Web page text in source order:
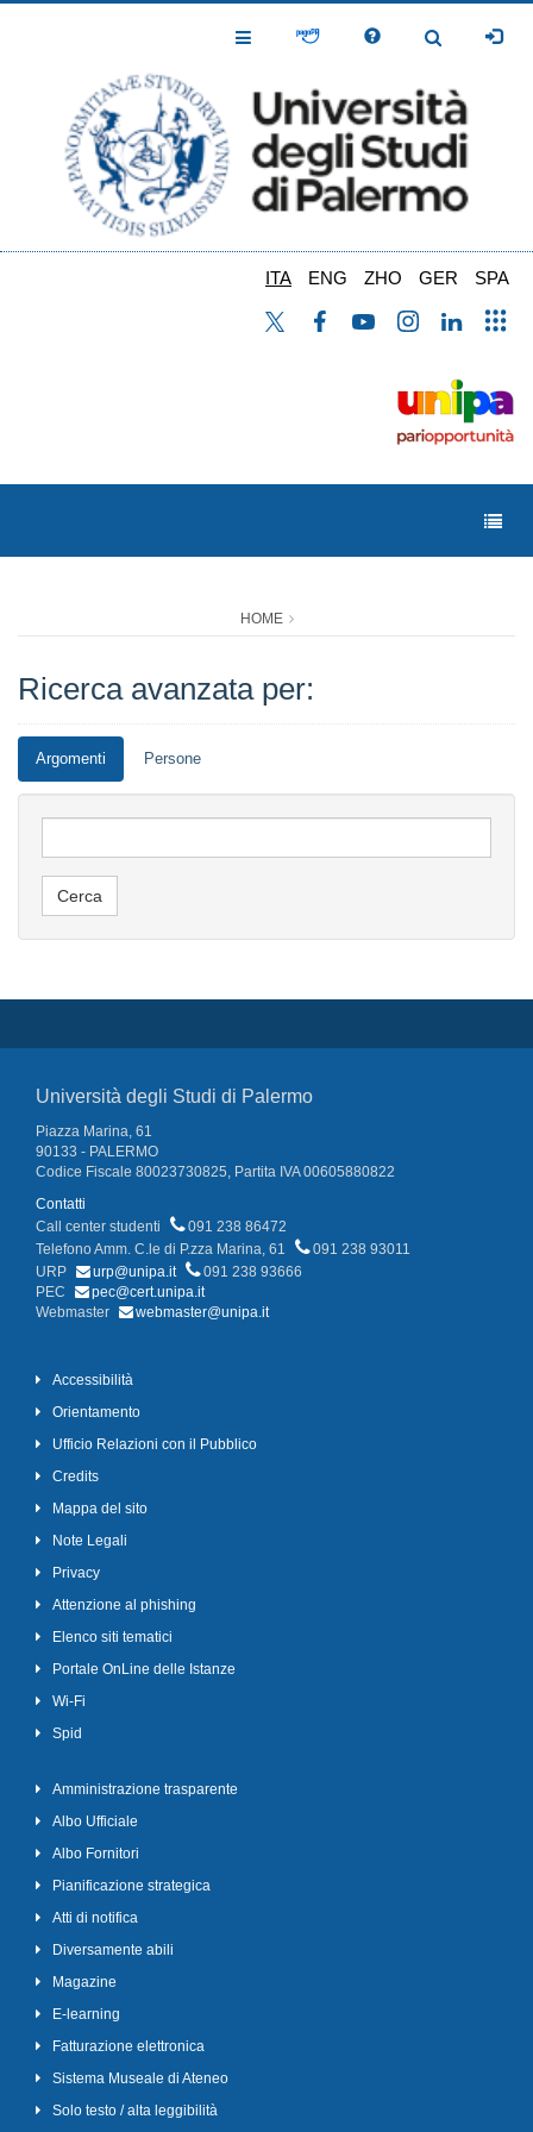
Toggle
Toggle
ITA ENG ZHO GER SPA
HOME
Ricerca avanzata per:
Argomenti Persone
Università degli Studi di Palermo
Piazza Marina, 61
90133 - PALERMO
Codice Fiscale 80023730825, Partita IVA 00605880822
Contatti
Call center studenti
091 238 86472
Telefono Amm. C.le di P.zza Marina, 61
091 238 93011
URP
urp@unipa.it
091 238 93666
PEC
pec@cert.unipa.it
Webmaster
webmaster@unipa.it
Accessibilità
Orientamento
Ufficio Relazioni con il Pubblico
Credits
Mappa del sito
Note Legali
Privacy
Attenzione al phishing
Elenco siti tematici
Portale OnLine delle Istanze
Wi-Fi
Spid
Amministrazione trasparente
Albo Ufficiale
Albo Fornitori
Pianificazione strategica
Atti di notifica
Diversamente abili
Magazine
E-learning
Fatturazione elettronica
Sistema Museale di Ateneo
Solo testo / alta leggibilità